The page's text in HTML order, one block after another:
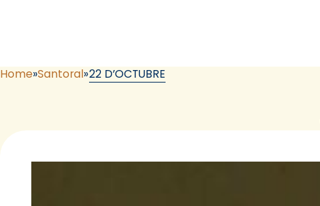
Home Santoral 22 D’OCTUBRE